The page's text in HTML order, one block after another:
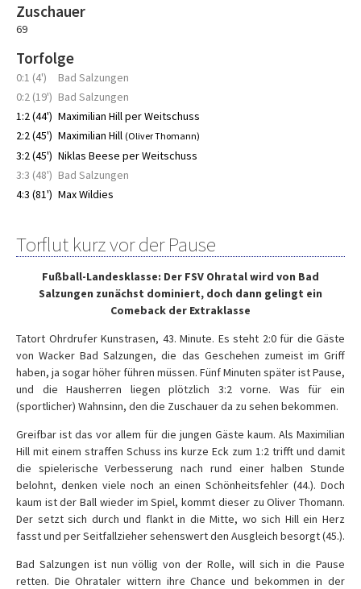
Zuschauer
69
Torfolge
0:1 (4')
Bad Salzungen
0:2 (19') Bad Salzungen
1:2 (44') Maximilian Hill per Weitschuss
2:2 (45') Maximilian Hill (Oliver Thomann)
3:2 (45') Niklas Beese per Weitschuss
3:3 (48') Bad Salzungen
4:3 (81') Max Wildies
Torflut kurz vor der Pause
Fußball-Landesklasse: Der FSV Ohratal wird von Bad
Salzungen zunächst dominiert, doch dann gelingt ein
Comeback der Extraklasse
Tatort Ohrdrufer Kunstrasen, 43. Minute. Es steht 2:0 für die Gäste
von Wacker Bad Salzungen, die das Geschehen zumeist im Griff
haben, ja sogar höher führen müssen. Fünf Minuten später ist Pause,
und die Hausherren liegen plötzlich 3:2 vorne. Was für ein
(sportlicher) Wahnsinn, den die Zuschauer da zu sehen bekommen.
Greifbar ist das vor allem für die jungen Gäste kaum. Als Maximilian
Hill mit einem straffen Schuss ins kurze Eck zum 1:2 trifft und damit
die spielerische Verbesserung nach rund einer halben Stunde
belohnt, denken viele noch an einen Schönheitsfehler (44.). Doch
kaum ist der Ball wieder im Spiel, kommt dieser zu Oliver Thomann.
Der setzt sich durch und flankt in die Mitte, wo sich Hill ein Herz
fasst und per Seitfallzieher sehenswert den Ausgleich besorgt (45.).
Bad Salzungen ist nun völlig von der Rolle, will sich in die Pause
retten. Die Ohrataler wittern ihre Chance und bekommen in der